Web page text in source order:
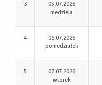
3
05.07.2026
niedziela
4
06.07.2026
poniedziałek
5
07.07.2026
wtorek